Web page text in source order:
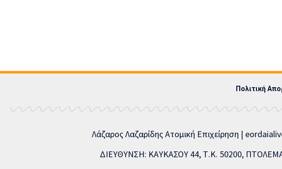
Πολιτική
Λάζαρος Λαζαρίδης Ατομική Επιχείρηση |
ΔΙΕΥΘΥΝΣΗ: ΚΑΥΚΑΣΟΥ 44, Τ.Κ. 50200,